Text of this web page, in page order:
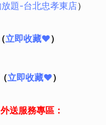
題-台北忠孝東店）
立即收藏❤️）
立即收藏❤️）
送服務專區：